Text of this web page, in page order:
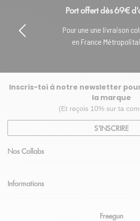
Port offert dès 69€
Pour une une livraison
en France
Inscris-toi à notre newsletter
la marque
(Et reçois 10% sur ta
S'INSCRIRE
Nos Collabs
Informations
Freegun